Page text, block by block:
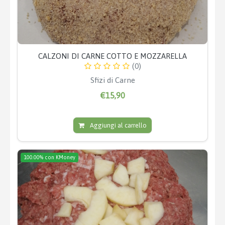
CALZONI DI CARNE COTTO E MOZZARELLA
(0)
Sfizi di Carne
€15,90
Aggiungi al carrello
100.00% con KMoney